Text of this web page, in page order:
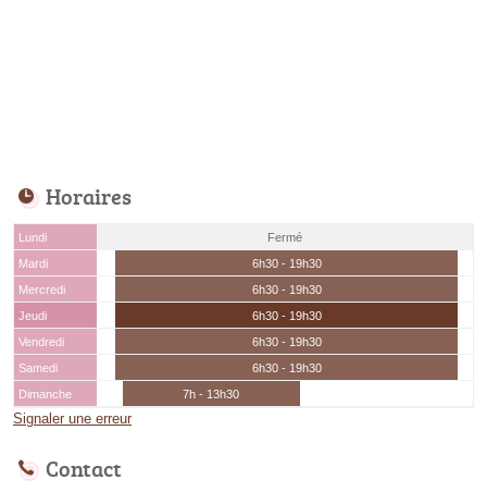
Horaires
Lundi
Fermé
Mardi
6h30 - 19h30
Mercredi
6h30 - 19h30
Jeudi
6h30 - 19h30
Vendredi
6h30 - 19h30
Samedi
6h30 - 19h30
Dimanche
7h - 13h30
Signaler une erreur
Contact